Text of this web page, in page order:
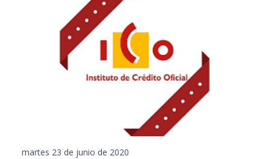
martes 23 de junio de 2020